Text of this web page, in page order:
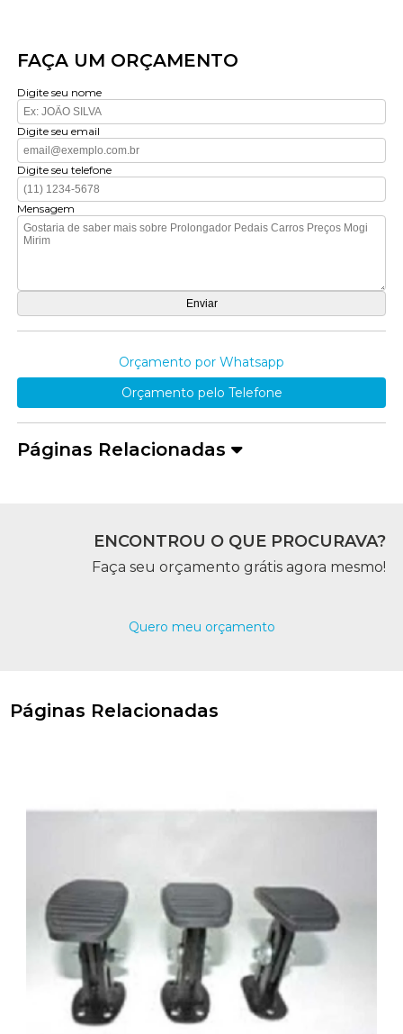
FAÇA UM ORÇAMENTO
Digite seu nome
Digite seu email
Digite seu telefone
Mensagem
Orçamento por Whatsapp
Orçamento pelo Telefone
Páginas Relacionadas
ENCONTROU O QUE PROCURAVA?
Faça seu orçamento grátis agora mesmo!
Quero meu orçamento
Páginas Relacionadas